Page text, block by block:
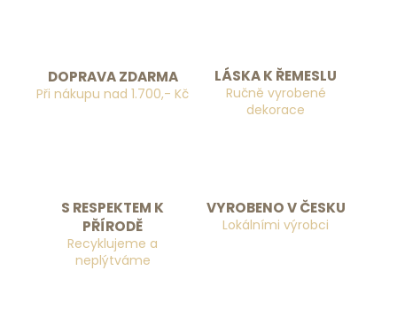
DOPRAVA ZDARMA
Při nákupu nad 1.700,- Kč
LÁSKA K ŘEMESLU
Ručně vyrobené
dekorace
S RESPEKTEM K
PŘÍRODĚ
Recyklujeme a
neplýtváme
VYROBENO V ČESKU
Lokálními výrobci